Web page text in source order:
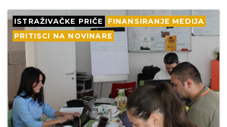
ISTRAŽIVAČKE PRIČE
FINANSIRANJE MEDIJA
PRITISCI NA NOVINARE